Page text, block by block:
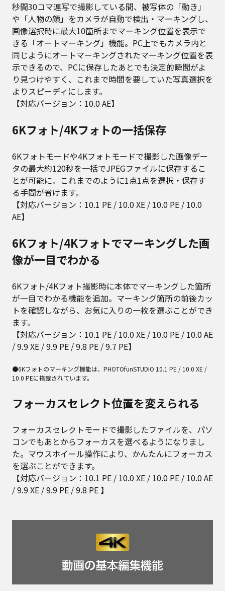
秒間30コマ連写で撮影している間、被写体の「動き」
や「人物の顔」をカメラが自動で検出・マーキングし、
画像選択時に最大10箇所までマーキング位置を表示で
きる「オートマーキング」機能。PC上でもカメラ内と
同じようにオートマーキングされたマーキング位置を表
示できるので、PCに保存したあとでも決定的瞬間がよ
り見つけやすく、これまで時間を要していた写真選択を
よりスピーディにします。
【対応バージョン：10.0 AE】
6Kフォト/4Kフォトの一括保存
6Kフォトモードや4Kフォトモードで撮影した画像デー
タの最大約120秒を一括でJPEGファイルに保存するこ
とが可能に。これまでのように1点1点を選択・保存す
る手間が省けます。
【対応バージョン：10.1 PE / 10.0 XE / 10.0 PE / 10.0
AE】
6Kフォト/4Kフォトでマーキングした画
像が一目でわかる
6Kフォト/4Kフォト撮影時に本体でマーキングした箇所
が一目でわかる機能を追加。マーキング箇所の前後カッ
トを確認しながら、お気に入りの一枚を選ぶことができ
ます。
【対応バージョン：10.1 PE / 10.0 XE / 10.0 PE / 10.0 AE
/ 9.9 XE / 9.9 PE / 9.8 PE / 9.7 PE】
●6Kフォトのマーキング機能は、PHOTOfunSTUDIO 10.1 PE / 10.0 XE /
10.0 PEに搭載されています。
フォーカスセレクト位置を変えられる
フォーカスセレクトモードで撮影したファイルを、パソ
コンでもあとからフォーカスを選べるようになりまし
た。マウスホイール操作により、かんたんにフォーカス
を選ぶことができます。
【対応バージョン：10.1 PE / 10.0 XE / 10.0 PE / 10.0 AE
/ 9.9 XE / 9.9 PE / 9.8 PE 】